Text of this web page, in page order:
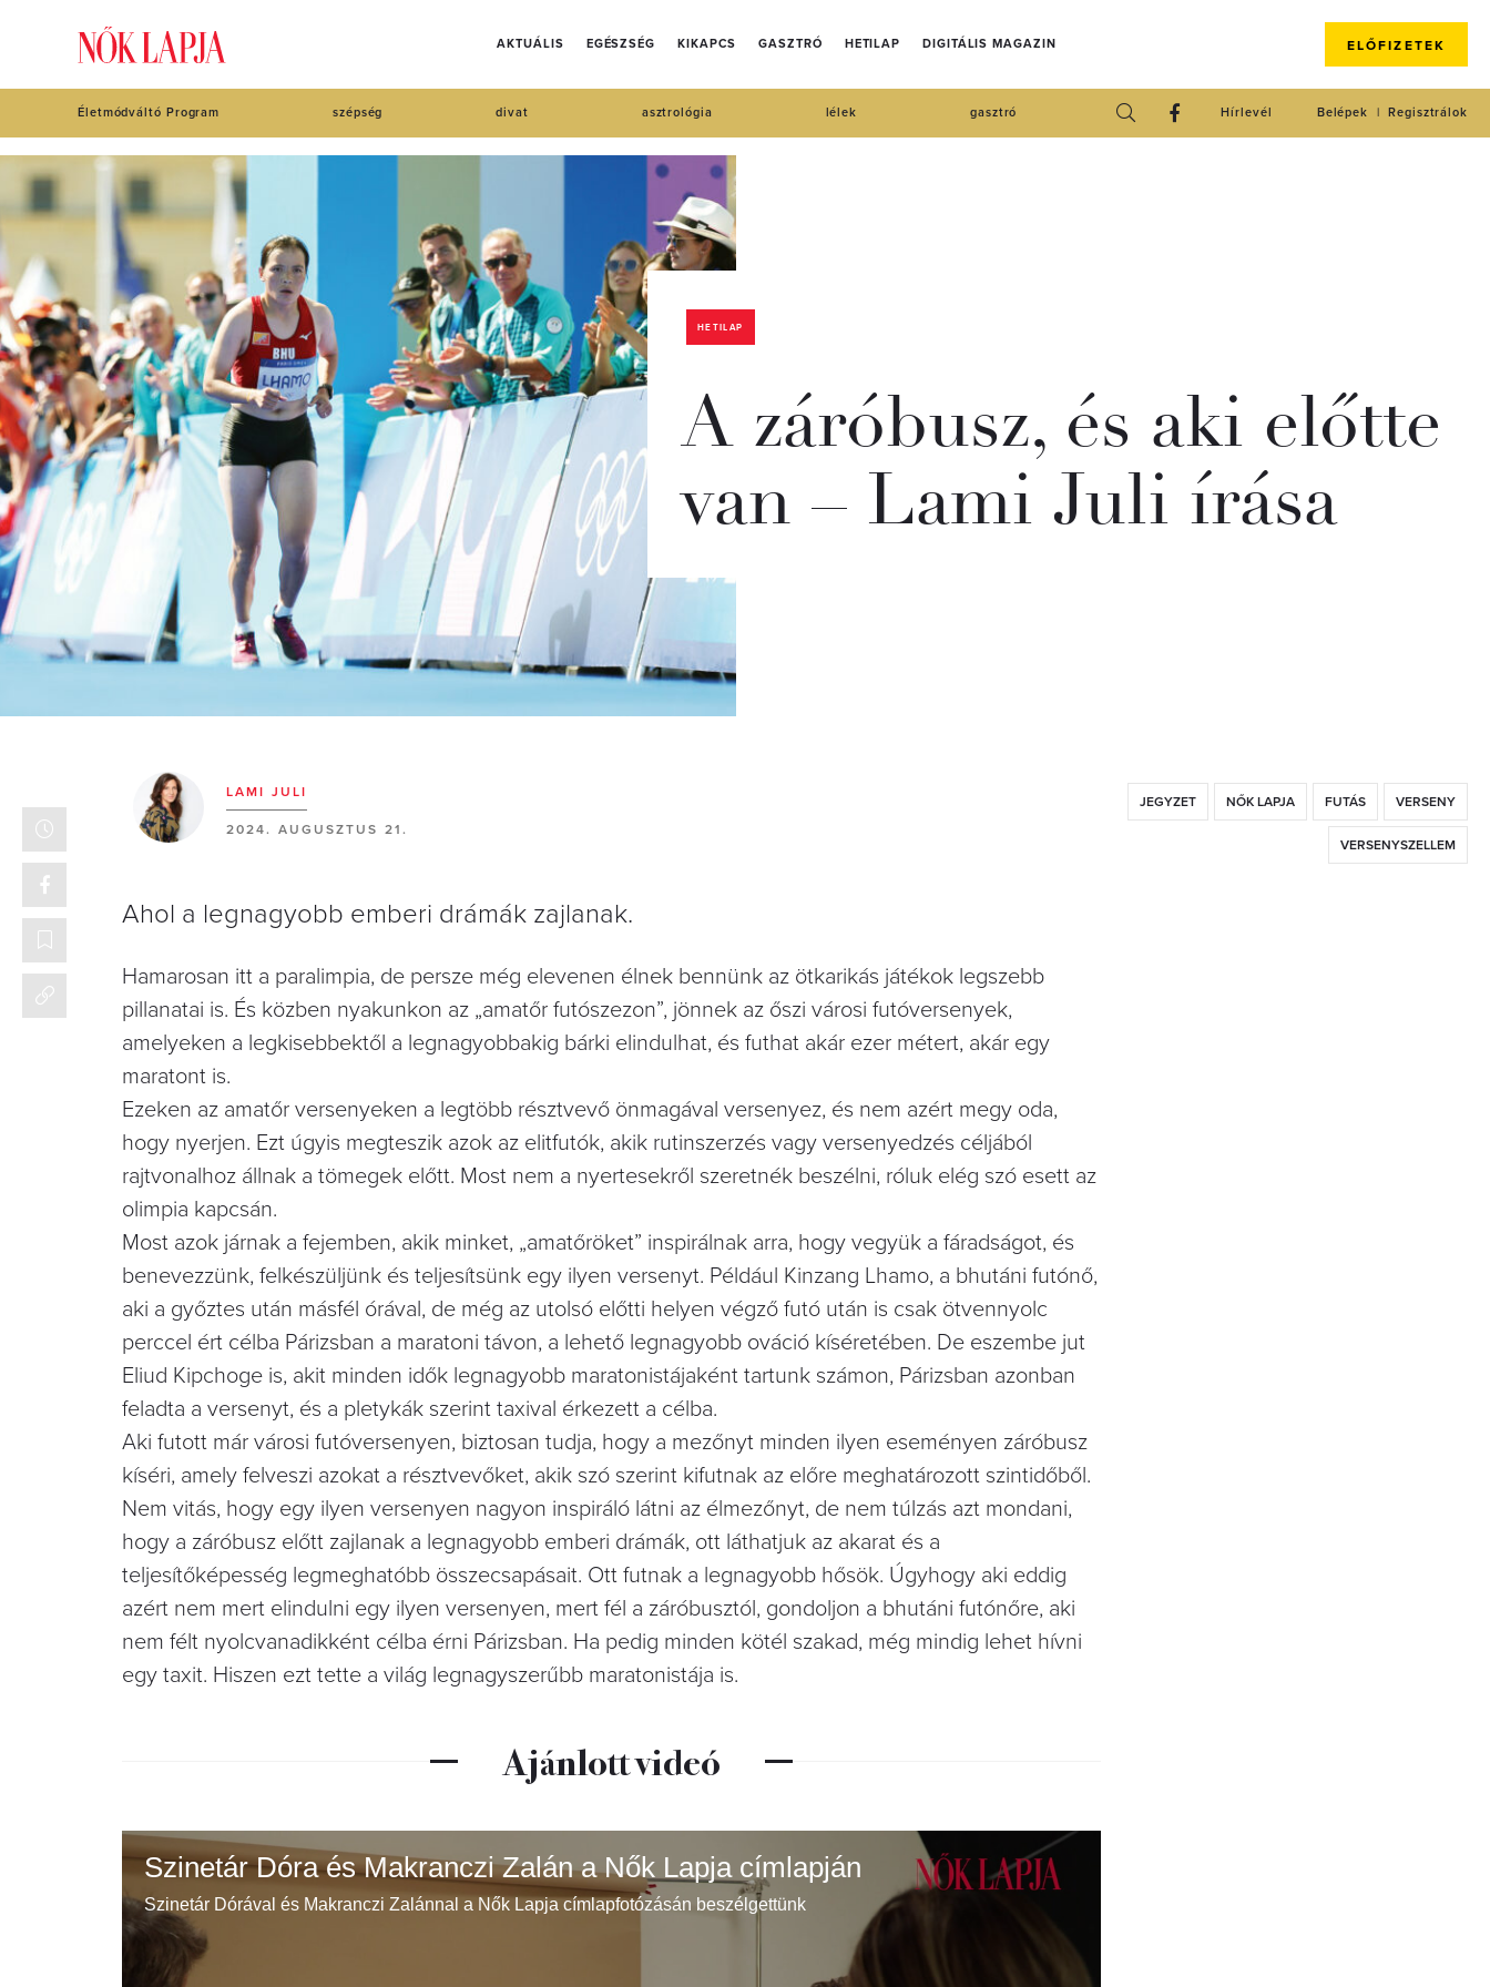
AKTUÁLIS EGÉSZSÉG KIKAPCS GASZTRÓ HETILAP DIGITÁLIS MAGAZIN ELŐFIZETEK
Életmódváltó Program szépség divat asztrológia lélek gasztró Regisztrálok
Belépek
Hírlevél
HETILAP
A záróbusz, és aki előtte
van – Lami Juli írása
LAMI JULI
2024. AUGUSZTUS 21.
JEGYZET NŐK LAPJA FUTÁS VERSENY
VERSENYSZELLEM
Ahol a legnagyobb emberi drámák zajlanak.
Hamarosan itt a paralimpia, de persze még elevenen élnek bennünk az ötkarikás játékok legszebb
pillanatai is. És közben nyakunkon az „amatőr futószezon”, jönnek az őszi városi futóversenyek,
amelyeken a legkisebbektől a legnagyobbakig bárki elindulhat, és futhat akár ezer métert, akár egy
maratont is.
Ezeken az amatőr versenyeken a legtöbb résztvevő önmagával versenyez, és nem azért megy oda,
hogy nyerjen. Ezt úgyis megteszik azok az elitfutók, akik rutinszerzés vagy versenyedzés céljából
rajtvonalhoz állnak a tömegek előtt. Most nem a nyertesekről szeretnék beszélni, róluk elég szó esett az
olimpia kapcsán.
Most azok járnak a fejemben, akik minket, „amatőröket” inspirálnak arra, hogy vegyük a fáradságot, és
benevezzünk, felkészüljünk és teljesítsünk egy ilyen versenyt. Például Kinzang Lhamo, a bhutáni futónő,
aki a győztes után másfél órával, de még az utolsó előtti helyen végző futó után is csak ötvennyolc
perccel ért célba Párizsban a maratoni távon, a lehető legnagyobb ováció kíséretében. De eszembe jut
Eliud Kipchoge is, akit minden idők legnagyobb maratonistájaként tartunk számon, Párizsban azonban
feladta a versenyt, és a pletykák szerint taxival érkezett a célba.
Aki futott már városi futóversenyen, biztosan tudja, hogy a mezőnyt minden ilyen eseményen záróbusz
kíséri, amely felveszi azokat a résztvevőket, akik szó szerint kifutnak az előre meghatározott szintidőből.
Nem vitás, hogy egy ilyen versenyen nagyon inspiráló látni az élmezőnyt, de nem túlzás azt mondani,
hogy a záróbusz előtt zajlanak a legnagyobb emberi drámák, ott láthatjuk az akarat és a
teljesítőképesség legmeghatóbb összecsapásait. Ott futnak a legnagyobb hősök. Úgyhogy aki eddig
azért nem mert elindulni egy ilyen versenyen, mert fél a záróbusztól, gondoljon a bhutáni futónőre, aki
nem félt nyolcvanadikként célba érni Párizsban. Ha pedig minden kötél szakad, még mindig lehet hívni
egy taxit. Hiszen ezt tette a világ legnagyszerűbb maratonistája is.
Ajánlott videó
Szinetár Dóra és Makranczi Zalán a Nők Lapja címlapján
Szinetár Dórával és Makranczi Zalánnal a Nők Lapja címlapfotózásán beszélgettünk